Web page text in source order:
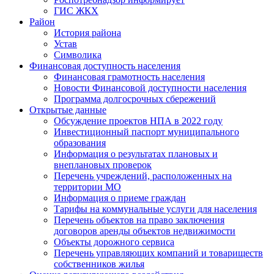
ГИС ЖКХ
Район
История района
Устав
Символика
Финансовая доступность населения
Финансовая грамотность населения
Новости Финансовой доступности населения
Программа долгосрочных сбережений
Открытые данные
Обсуждение проектов НПА в 2022 году
Инвестиционный паспорт муниципального
образования
Информация о результатах плановых и
внеплановых проверок
Перечень учреждений, расположенных на
территории МО
Информация о приеме граждан
Тарифы на коммунальные услуги для населения
Перечень объектов на право заключения
договоров аренды объектов недвижимости
Объекты дорожного сервиса
Перечень управляющих компаний и товариществ
собственников жилья